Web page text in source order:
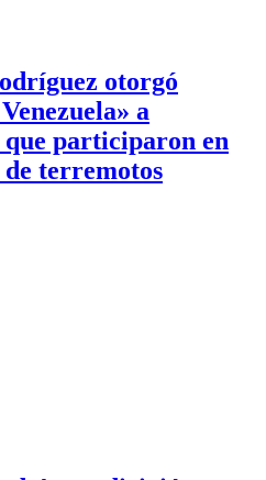
otorgó
a
participaron en
terremotos